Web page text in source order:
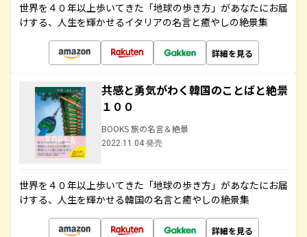
世界を４０年以上歩いてきた「地球の歩き方」があなたにお届
けする、人生を輝かせるイタリアの名言と癒やしの絶景集
詳細を見る
共感と勇気がわく韓国のことばと絶景
１００
BOOKS 旅の名言＆絶景
2022.11.04 発売
世界を４０年以上歩いてきた「地球の歩き方」があなたにお届
けする、人生を輝かせる韓国の名言と癒やしの絶景集
詳細を見る